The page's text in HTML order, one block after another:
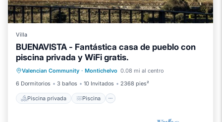
Villa
BUENAVISTA - Fantástica casa de pueblo con
piscina privada y WiFi gratis.
Valencian Community · Montichelvo 0.08 mi al centro
6 Dormitorios
3 baños 10 Invitados 2368 pies²
Piscina privada Piscina
Piscina privada Piscina
Internet